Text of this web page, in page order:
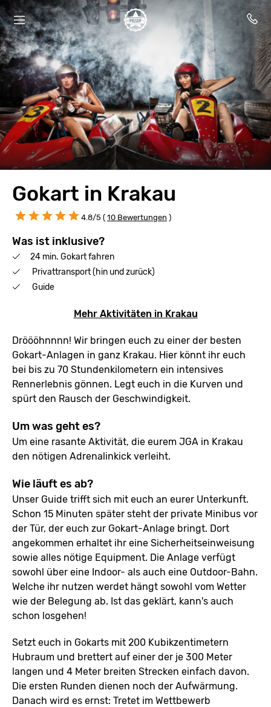
Gokart in Krakau
4.8/5 ( 10 Bewertungen )
Was ist inklusive?
24 min. Gokart fahren
Privattransport (hin und zurück)
Guide
Mehr Aktivitäten in Krakau
Dröööhnnnn! Wir bringen euch zu einer der besten
Gokart-Anlagen in ganz Krakau. Hier könnt ihr euch
bei bis zu 70 Stundenkilometern ein intensives
Rennerlebnis gönnen. Legt euch in die Kurven und
spürt den Rausch der Geschwindigkeit.
Um was geht es?
Um eine rasante Aktivität, die eurem JGA in Krakau
den nötigen Adrenalinkick verleiht.
Wie läuft es ab?
Unser Guide trifft sich mit euch an eurer Unterkunft.
Schon 15 Minuten später steht der private Minibus vor
der Tür, der euch zur Gokart-Anlage bringt. Dort
angekommen erhaltet ihr eine Sicherheitseinweisung
sowie alles nötige Equipment. Die Anlage verfügt
sowohl über eine Indoor- als auch eine Outdoor-Bahn.
Welche ihr nutzen werdet hängt sowohl vom Wetter
wie der Belegung ab. Ist das geklärt, kann's auch
schon losgehen!
Setzt euch in Gokarts mit 200 Kubikzentimetern
Hubraum und brettert auf einer der je 300 Meter
langen und 4 Meter breiten Strecken einfach davon.
Die ersten Runden dienen noch der Aufwärmung.
Danach wird es ernst: Tretet im Wettbewerb